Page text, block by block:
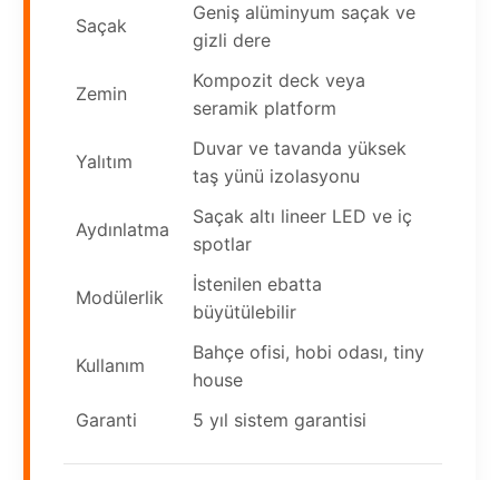
Saçak
Geniş alüminyum saçak ve
gizli dere
Zemin
Kompozit deck veya
seramik platform
Yalıtım
Duvar ve tavanda yüksek
taş yünü izolasyonu
Aydınlatma
Saçak altı lineer LED ve iç
spotlar
Modülerlik
İstenilen ebatta
büyütülebilir
Kullanım
Bahçe ofisi, hobi odası, tiny
house
Garanti
5 yıl sistem garantisi